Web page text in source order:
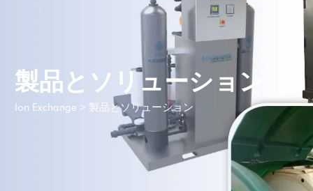
製品とソリューション
Ion Exchange > 製品とソリューション